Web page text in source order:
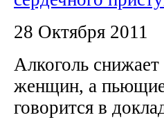
28 Октября 2011
Алкоголь
женщин, а
говорится в